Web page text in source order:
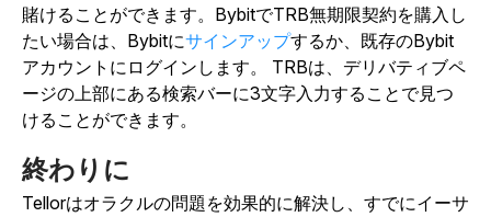
賭けることができます。BybitでTRB無期限契約を購入し
たい場合は、Bybitにサインアップするか、既存のBybit
アカウントにログインします。
TRBは、デリバティブペ
ージの上部にある検索バーに3文字入力することで見つ
けることができます。
終わりに
Tellorはオラクルの問題を効果的に解決し、すでにイーサ